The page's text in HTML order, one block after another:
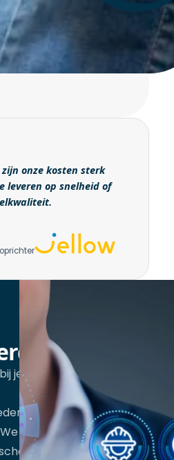
onze kosten sterk
leveren op snelheid of
je